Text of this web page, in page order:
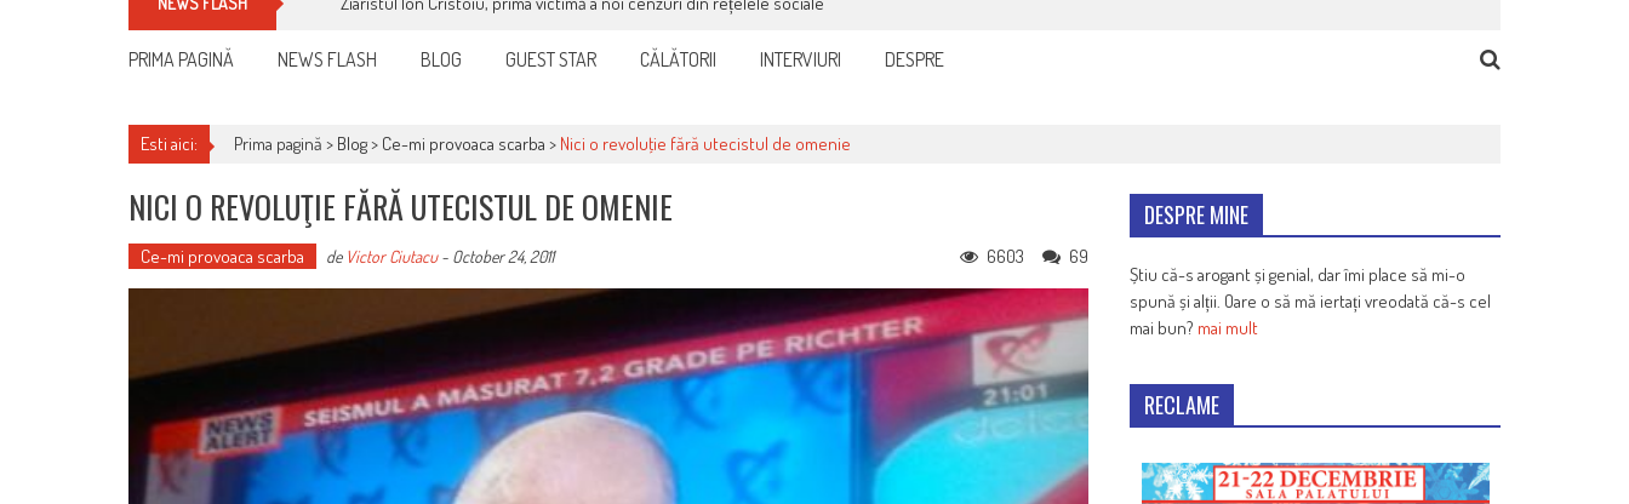
PRIMA PAGINĂ NEWS FLASH BLOG GUEST STAR CĂLĂTORII INTERVIURI DESPRE
Esti aici: Prima pagină > Blog> Ce-mi provoaca scarba > Nici o revoluţie fără utecistul de omenie
NICI O REVOLUŢIE FĂRĂ UTECISTUL DE OMENIE
Ce-mi provoaca scarba de Victor Ciutacu- October 24, 2011 69
6603
DESPRE MINE
Știu că-s arogant și genial, dar îmi place să mi-o
spună și alții. Oare o să mă iertați vreodată că-s cel
mai bun? mai mult
RECLAME